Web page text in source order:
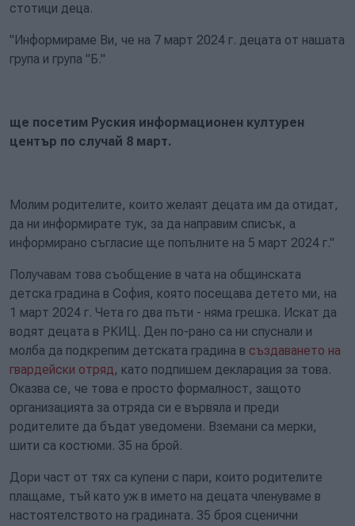
стотици деца.
"Информираме Ви, че на 7 март 2024 г. децата от нашата
група и група "Б."
ще посетим Руския информационен културен
център по случай 8 март.
Молим родителите, които желаят децата им да отидат,
да ни информирате тук, за да направим списък, а
информирано съгласие ще попълните на 5 март 2024 г."
Получавам това съобщение в чата на общинската
детска градина в София, която посещава детето ми, на
1 март 2024 г. Чета го два пъти - няма грешка. Искат да
водят децата в РКИЦ. Ден по-рано са ни спуснали и
молба да подкрепим детската градина в създаването на
гвардейски отряд, като подпишем декларация за това.
Оказва се, че това е просто формалност, защото
организацията за отряда си е вървяла и преди
родителите да бъдат уведомени. Вземани са мерки,
шити са костюми. 35 на брой.
Дори част от тях са купени с пари, които родителите
плащаме, тъй като уж в името на децата членуваме в
настоятелството на градината. 35 броя сценични